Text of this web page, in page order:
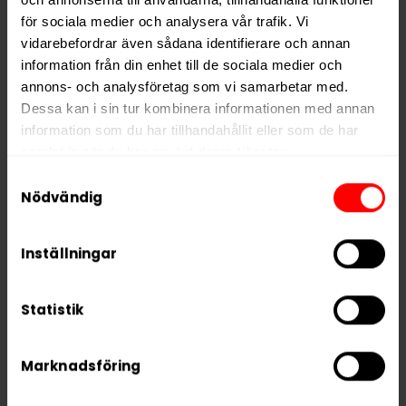
för sociala medier och analysera vår trafik. Vi
vidarebefordrar även sådana identifierare och annan
information från din enhet till de sociala medier och
annons- och analysföretag som vi samarbetar med.
Dessa kan i sin tur kombinera informationen med annan
information som du har tillhandahållit eller som de har
We work with
who may receive and
Nödvändig
Inställningar
Statistik
Marknadsföring
Vikt per dosa
14 g
Portioner per dosa
22
Vikt per portion
0,6 g
Varumärke
BAGZ
RELATERADE PRODUKTER